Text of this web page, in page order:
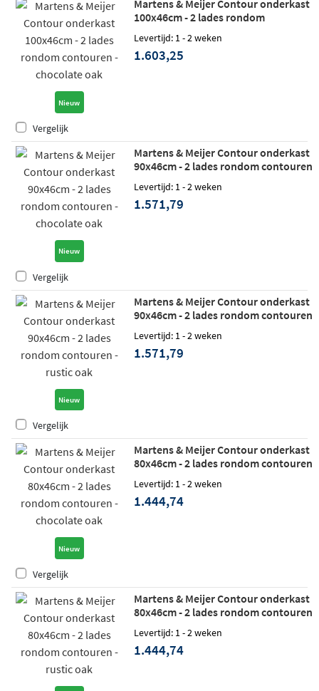
Nieuw
Martens & Meijer Contour onderkast
100x46cm - 2 lades rondom
contouren - chocolate oak
Levertijd: 1 - 2 weken
1.603,25
Vergelijk
Nieuw
Martens & Meijer Contour onderkast
90x46cm - 2 lades rondom contouren
Levertijd: 1 - 2 weken
1.571,79
Vergelijk
Nieuw
Martens & Meijer Contour onderkast
90x46cm - 2 lades rondom contouren
Levertijd: 1 - 2 weken
1.571,79
Vergelijk
Nieuw
Martens & Meijer Contour onderkast
80x46cm - 2 lades rondom contouren
- chocolate oak
Levertijd: 1 - 2 weken
1.444,74
Vergelijk
Martens & Meijer Contour onderkast
80x46cm - 2 lades rondom contouren
- rustic oak
Levertijd: 1 - 2 weken
1.444,74